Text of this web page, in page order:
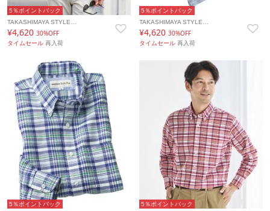
5％ポイントバック
TAKASHIMAYA STYLE…
¥4,620 30%OFF
タイムセール 再入荷
5％ポイントバック
TAKASHIMAYA STYLE…
¥4,62030%OFF
タイムセール再入荷
5％ポイントバック
5％ポイントバック